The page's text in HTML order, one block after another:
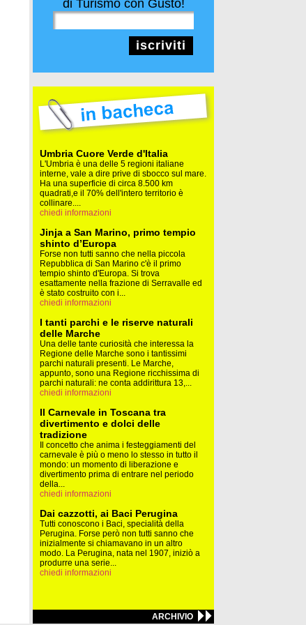
di Turismo con Gusto!
iscriviti
Umbria Cuore Verde d'Italia
L'Umbria è una delle 5 regioni italiane
interne, vale a dire prive di sbocco sul mare.
Ha una superficie di circa 8.500 km
quadrati,e il 70% dell'intero territorio è
collinare....
chiedi informazioni
Jinja a San Marino, primo tempio
shinto d’Europa
Forse non tutti sanno che nella piccola
Repubblica di San Marino c'è il primo
tempio shinto d'Europa. Si trova
esattamente nella frazione di Serravalle ed
è stato costruito con i...
chiedi informazioni
I tanti parchi e le riserve naturali
delle Marche
Una delle tante curiosità che interessa la
Regione delle Marche sono i tantissimi
parchi naturali presenti. Le Marche,
appunto, sono una Regione ricchissima di
parchi naturali: ne conta addirittura 13,...
chiedi informazioni
Il Carnevale in Toscana tra
divertimento e dolci delle
tradizione
Il concetto che anima i festeggiamenti del
carnevale è più o meno lo stesso in tutto il
mondo: un momento di liberazione e
divertimento prima di entrare nel periodo
della...
chiedi informazioni
Dai cazzotti, ai Baci Perugina
Tutti conoscono i Baci, specialità della
Perugina. Forse però non tutti sanno che
inizialmente si chiamavano in un altro
modo. La Perugina, nata nel 1907, iniziò a
produrre una serie...
chiedi informazioni
ARCHIVIO